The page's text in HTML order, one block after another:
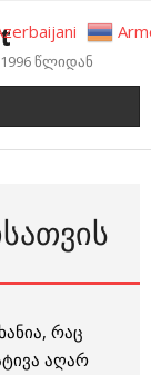
წლიდან
რაც
აღარ